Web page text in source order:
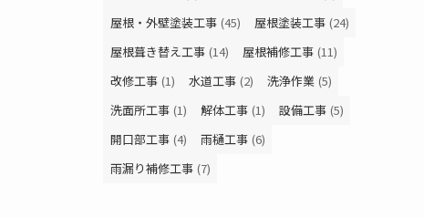
屋根・外壁塗装工事 (45) 屋根塗装工事 (24)
屋根葺き替え工事 (14) 屋根補修工事 (11)
改修工事 (1) 水道工事 (2) 洗浄作業 (5)
洗面所工事 (1) 解体工事 (1) 設備工事 (5)
開口部工事 (4) 雨樋工事 (6)
雨漏り補修工事 (7)